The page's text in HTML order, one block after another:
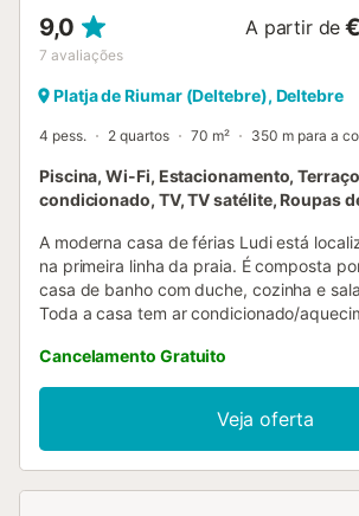
9,0
7 avaliações
A partir de
Platja de Riumar (Deltebre), Deltebre
4 pess. 2 quartos 70 m² 350 m para a
Piscina, Wi-Fi, Estacionamento,
condicionado, TV, TV satélite, Roupas
A moderna casa de férias Ludi está
na primeira linha da praia. É composta
casa de banho com duche, cozinha e
Toda a casa tem ar condicionado/
barbecue em pedra e uma piscina
m2. Há estacionamento para o seu carro
e em frente à casa. A propriedade está
vedada e os cães são bem-vindos.
reservar uma cadeira de bebé e um
Cancelamento Gratuito
Veja oferta